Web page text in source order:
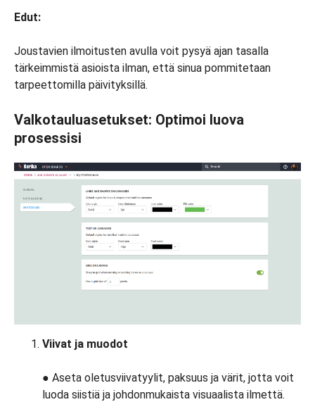
Edut:
Joustavien ilmoitusten avulla voit pysyä ajan tasalla
tärkeimmistä asioista ilman, että sinua pommitetaan
tarpeettomilla päivityksillä.
Valkotauluasetukset: Optimoi luova
prosessisi
Viivat ja muodot
● Aseta oletusviivatyylit, paksuus ja värit, jotta voit
luoda siistiä ja johdonmukaista visuaalista ilmettä.